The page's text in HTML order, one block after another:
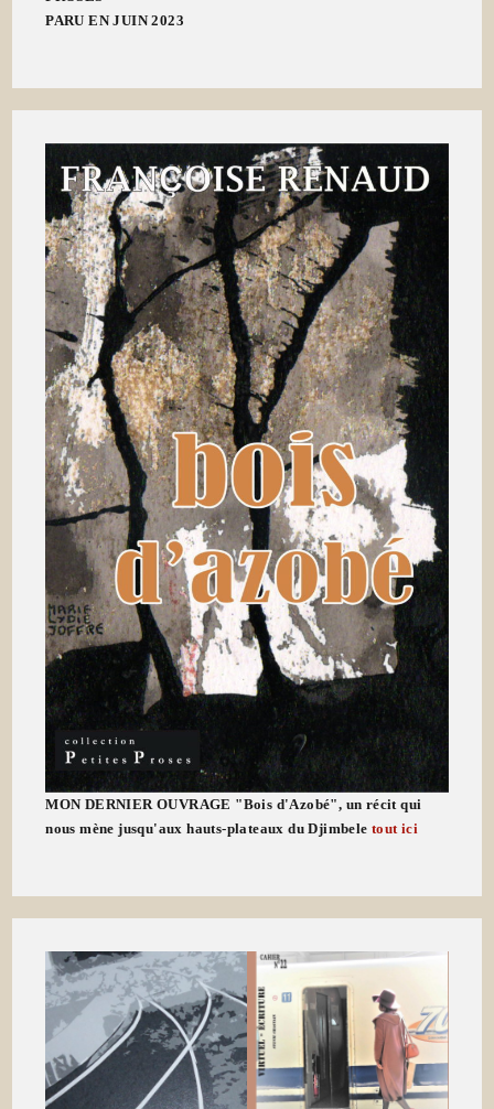
PARU EN JUIN 2023
MON DERNIER OUVRAGE "Bois d'Azobé", un récit qui
nous mène jusqu'aux hauts-plateaux du Djimbeletout ici